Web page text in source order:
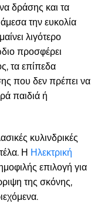
δράσης και τα
την ευκολία
λιγότερο
προσφέρει
τα επίπεδα
που δεν πρέπει να
παιδιά ή
κυλινδρικές
Η Ηλεκτρική
επιλογή για
της σκόνης,